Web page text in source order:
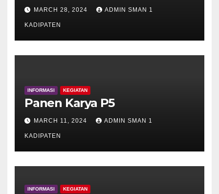
MARCH 28, 2024 ADMIN SMAN 1
KADIPATEN
INFORMASI KEGIATAN
Panen Karya P5
MARCH 11, 2024 ADMIN SMAN 1
KADIPATEN
INFORMASI KEGIATAN